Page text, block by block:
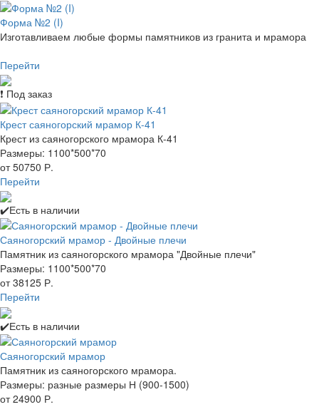
Форма №2 (I)
Изготавливаем любые формы памятников из гранита и мрамора
Перейти
❗ Под заказ
Крест саяногорский мрамор К-41
Крест из саяногорского мрамора К-41
Размеры: 1100*500*70
от 50750 Р.
Перейти
✔️Есть в наличии
Саяногорский мрамор - Двойные плечи
Памятник из саяногорского мрамора "Двойные плечи"
Размеры: 1100*500*70
от 38125 Р.
Перейти
✔️Есть в наличии
Саяногорский мрамор
Памятник из саяногорского мрамора.
Размеры: разные размеры Н (900-1500)
от 24900 Р.